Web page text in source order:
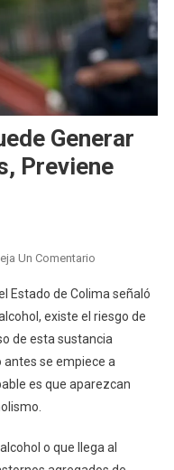
Generar
Previene
Un ComentarioEn
De
Alcohol
Puede
Generar
Trastornos
Salud
Colima
Estado de Colima señaló
existe el riesgo de
de esta sustancia
se empiece a
es que aparezcan
o que llega al